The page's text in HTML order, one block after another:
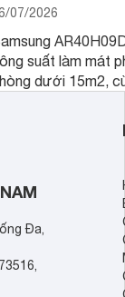
07/2026
suất làm mát
dưới 15m2,
phòng ngủ, phòng
Đa,